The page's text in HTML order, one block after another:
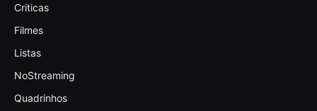
Criticas
Filmes
Listas
NoStreaming
Quadrinhos